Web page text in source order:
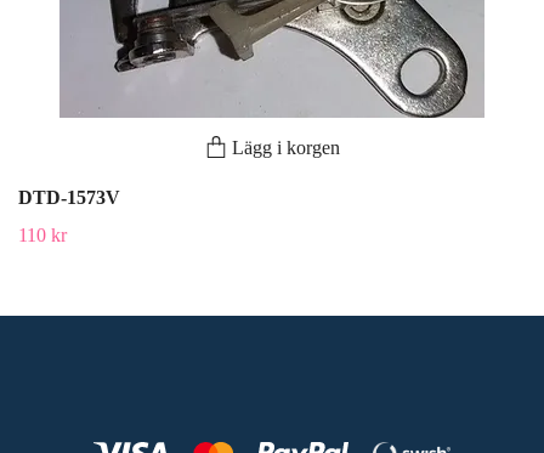
Lägg i korgen
DTD-1573V
110 kr